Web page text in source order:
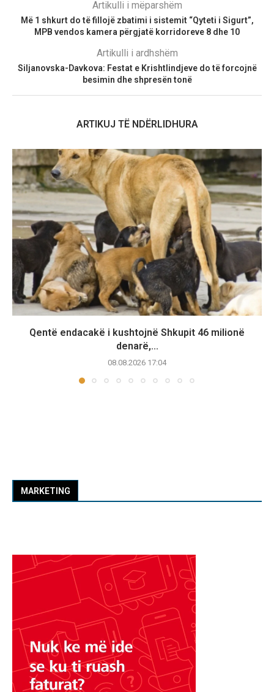
Artikulli i mëparshëm
Më 1 shkurt do të fillojë zbatimi i sistemit “Qyteti i Sigurt”,
MPB vendos kamera përgjatë korridoreve 8 dhe 10
Artikulli i ardhshëm
Siljanovska-Davkova: Festat e Krishtlindjeve do të forcojnë
besimin dhe shpresën tonë
ARTIKUJ TË NDËRLIDHURA
Qentë endacakë i kushtojnë Shkupit 46 milionë
denarë,...
08.08.2026 17:04
MARKETING